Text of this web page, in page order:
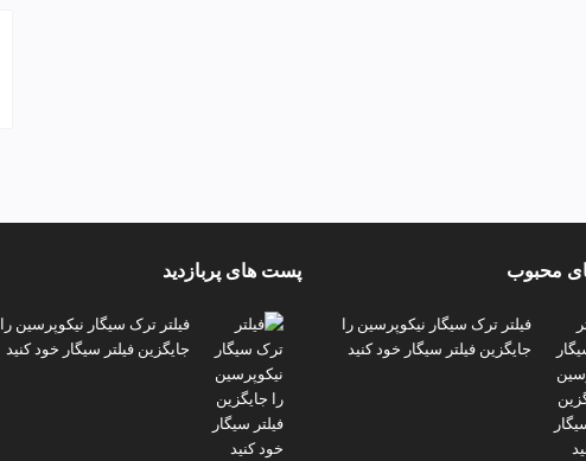
محبوب
فیلتر ترک سیگار نیکوپرسین را
جایگزین فیلتر سیگار خود کنید
پست های پربازدید
فیلتر ترک سیگار نیکوپرسین را
جایگزین فیلتر سیگار خود کنید